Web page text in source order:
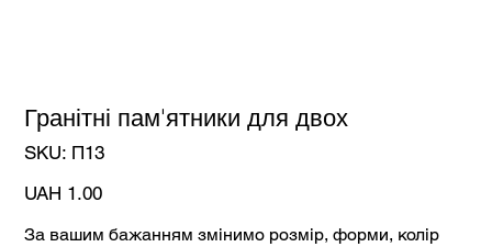
Гранітні пам'ятники для двох
SKU: SKU
П13
П13
Price
UAH 1.00
За вашим бажанням змінимо розмір, форми, колір